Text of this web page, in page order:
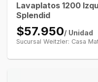
Lavaplatos 1200
Splendid
$57.950/ Unidad
Sucursal Weitzler: Casa